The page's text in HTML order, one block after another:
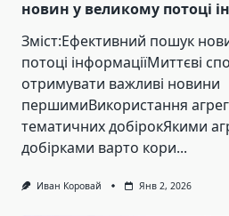
новин у великому потоці
Зміст:Ефективний пошук
потоці інформаціїМиттєві
отримувати важливі новини
першимиВикористання
тематичних добірокЯкими
добірками варто кори...
Иван Коровай Янв 2, 2026